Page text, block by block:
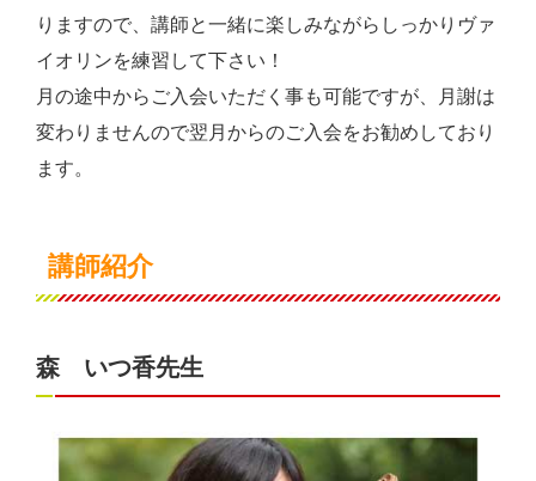
りますので、講師と一緒に楽しみながらしっかりヴァ
イオリンを練習して下さい！
月の途中からご入会いただく事も可能ですが、月謝は
変わりませんので翌月からのご入会をお勧めしており
ます。
講師紹介
森 いつ香先生